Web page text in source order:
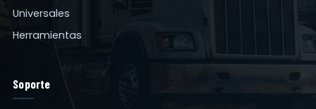
Universales
Herramientas
Soporte